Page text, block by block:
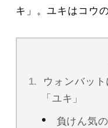
キ」。ユキはコウ
ウォンバッ
「ユキ」
負けん気